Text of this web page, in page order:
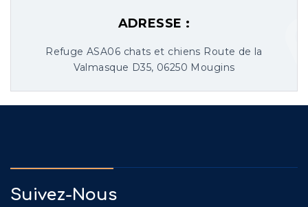
ADRESSE :
Refuge ASA06 chats et chiens Route de la
Valmasque D35, 06250 Mougins
Suivez-Nous